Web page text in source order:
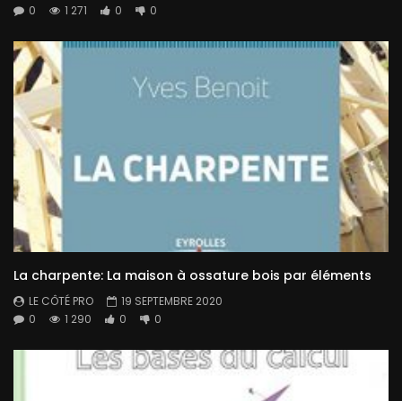
0 1 271 0 0
La charpente: La maison à ossature bois par éléments
LE CÔTÉ PRO
19 SEPTEMBRE 2020
0
1 290 0 0